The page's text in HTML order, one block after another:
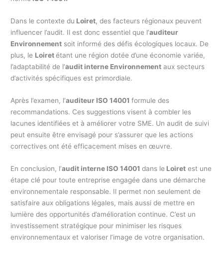
Dans le contexte du Loiret, des facteurs régionaux peuvent
influencer l’audit. Il est donc essentiel que l’auditeur
Environnement soit informé des défis écologiques locaux. De
plus, le Loiretétant une région dotée d’une économie variée,
l’adaptabilité de l’audit interne Environnement aux secteurs
d’activités spécifiques est primordiale.
Après l’examen, l’auditeur ISO 14001formule des
recommandations. Ces suggestions visent à combler les
lacunes identifiées et à améliorer votre SME. Un audit de suivi
peut ensuite être envisagé pour s’assurer que les actions
correctives ont été efficacement mises en œuvre.
En conclusion, l’audit interne ISO 14001dans le Loiret est une
étape clé pour toute entreprise engagée dans une démarche
environnementale responsable. Il permet non seulement de
satisfaire aux obligations légales, mais aussi de mettre en
lumière des opportunités d’amélioration continue. C’est un
investissement stratégique pour minimiser les risques
environnementaux et valoriser l’image de votre organisation.